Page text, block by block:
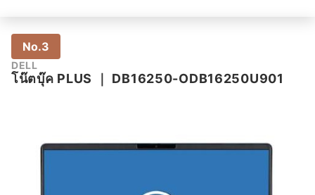
No.3
DELL
โน๊ตบุ๊ค PLUS DB16250-ODB16250U901